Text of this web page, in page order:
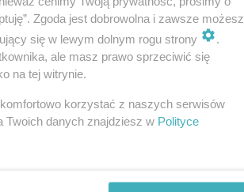
Zgoda jest dobrowolna i zawsze możesz
się w lewym dolnym rogu strony
ale masz prawo sprzeciwić się
na tej witrynie.
korzystać z naszych serwisów
Twoich danych znajdziesz w Polityce